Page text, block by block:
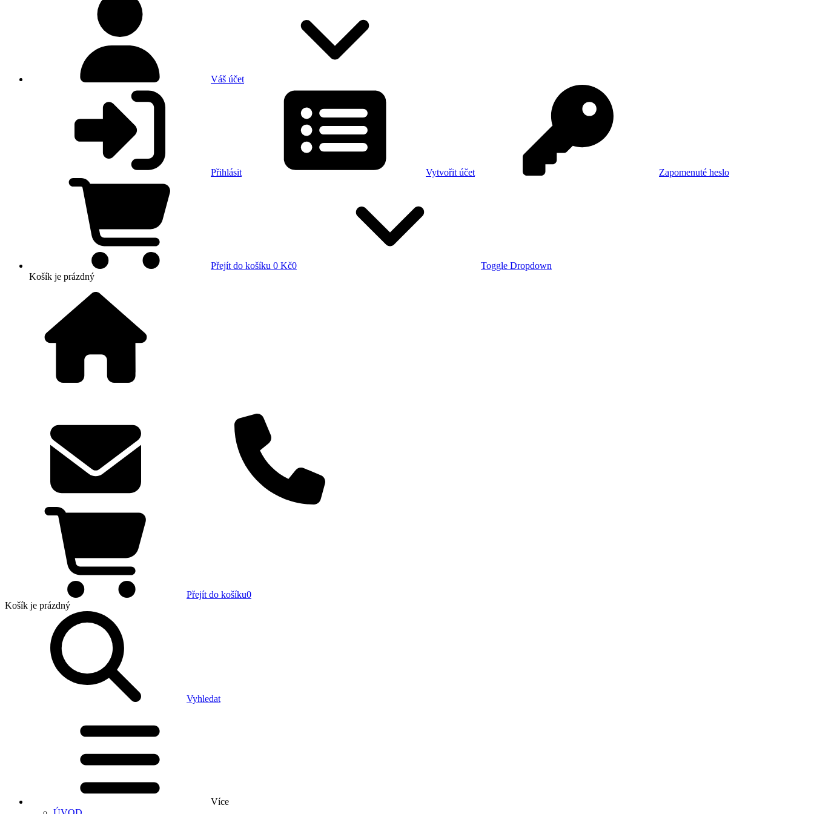
Váš účet
Přihlásit Vytvořit účet Zapomenuté heslo
Přejít do košíku 0 Kč0
Toggle Dropdown
Košík je prázdný
Přejít do košíku0
Košík je prázdný
Vyhledat
Více